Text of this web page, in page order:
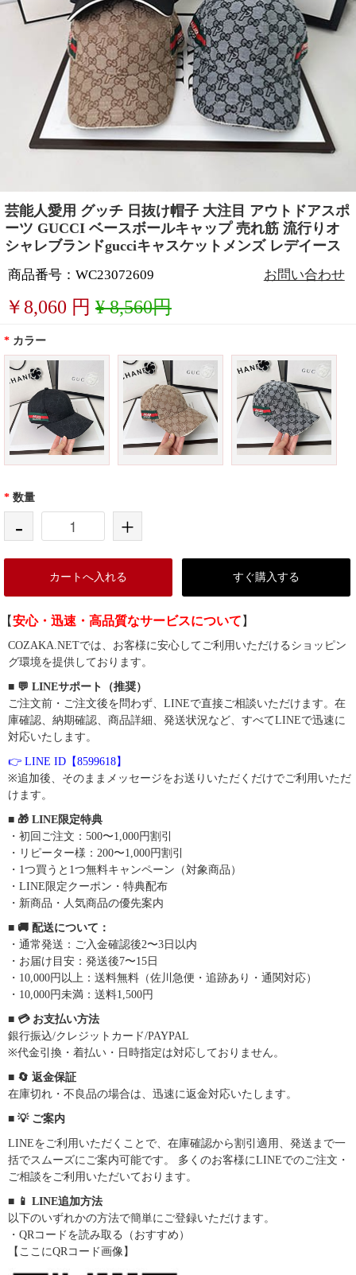
芸能人愛用 グッチ 日抜け帽子 大注目 アウトドアスポ
ーツ GUCCI ベースボールキャップ 売れ筋 流行りオ
シャレブランドgucciキャスケットメンズ レデイース
商品番号：WC23072609 お問い合わせ
￥ 8,060 円 ¥ 8,560円
* カラー
* 数量
- +
カートへ入れる すぐ購入する
【安心・迅速・高品質なサービスについて 】
COZAKA.NETでは、お客様に安心してご利用いただけるショッピン
グ環境を提供しております。
■ 💬 LINEサポート（推奨）
ご注文前・ご注文後を問わず、LINEで直接ご相談いただけます。在
庫確認、納期確認、商品詳細、発送状況など、すべてLINEで迅速に
対応いたします。
👉 LINE ID【8599618】
※追加後、そのままメッセージをお送りいただくだけでご利用いただ
けます。
■ 🎁 LINE限定特典
・初回ご注文：500〜1,000円割引
・リピーター様：200〜1,000円割引
・1つ買うと1つ無料キャンペーン（対象商品）
・LINE限定クーポン・特典配布
・新商品・人気商品の優先案内
■ 🚚 配送について：
・通常発送：ご入金確認後2〜3日以内
・お届け目安：発送後7〜15日
・10,000円以上：送料無料（佐川急便・追跡あり・通関対応）
・10,000円未満：送料1,500円
■ 💳 お支払い方法
銀行振込/クレジットカード/PAYPAL
※代金引換・着払い・日時指定は対応しておりません。
■ 🔄 返金保証
在庫切れ・不良品の場合は、迅速に返金対応いたします。
■ 💡 ご案内
LINEをご利用いただくことで、在庫確認から割引適用、発送まで一
括でスムーズにご案内可能です。 多くのお客様にLINEでのご注文・
ご相談をご利用いただいております。
■ 📱 LINE追加方法
以下のいずれかの方法で簡単にご登録いただけます。
・QRコードを読み取る（おすすめ）
【ここにQRコード画像】